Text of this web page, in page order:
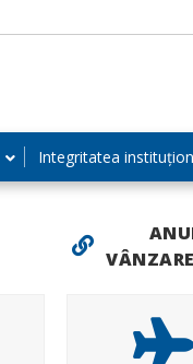
Integritatea